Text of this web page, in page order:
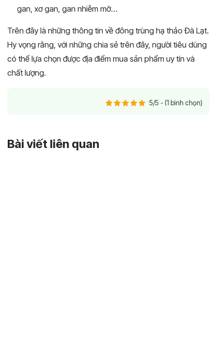
gan, xơ gan, gan nhiễm mỡ…
Trên đây là những thông tin về đông trùng hạ thảo Đà Lạt.
Hy vọng rằng, với những chia sẻ trên đây, người tiêu dùng
có thể lựa chọn được địa điểm mua sản phẩm uy tín và
chất lượng.
5/5 - (1 bình chọn)
Bài viết liên quan